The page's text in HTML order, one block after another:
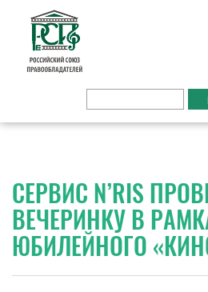
СЕРВИС N’RIS
ВЕЧЕРИНКУ В
ЮБИЛЕЙНОГО